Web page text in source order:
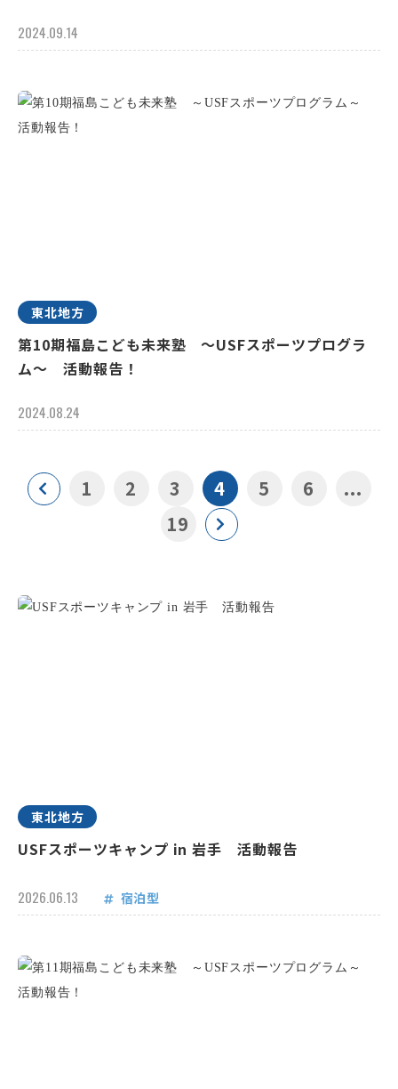
2024.09.14
東北地方
第10期福島こども未来塾 ～USFスポーツプログラ
ム～ 活動報告！
2024.08.24
1 2 3 4 5 6
...
19
東北地方
USFスポーツキャンプ in 岩手 活動報告
2026.06.13 宿泊型